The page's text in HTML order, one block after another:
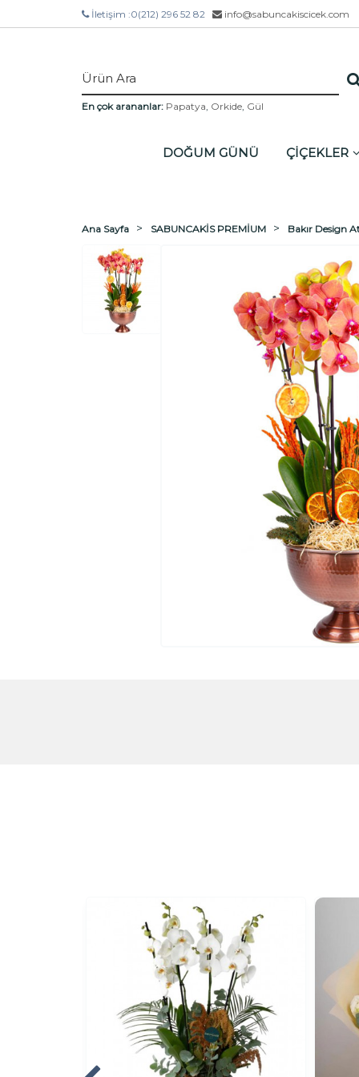
İletişim :0(212) 296 52 82 info@sabuncakiscicek.com
En çok arananlar: Papatya, Orkide, Gül
DOĞUM GÜNÜ ÇİÇEKLER
Ana Sayfa SABUNCAKİS PREMİUM Bakır Design